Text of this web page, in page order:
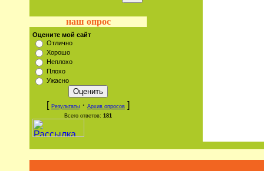
наш опрос
Оцените мой сайт
Отлично
Хорошо
Неплохо
Плохо
Ужасно
[ Результаты · Архив опросов ]
Всего ответов: 181